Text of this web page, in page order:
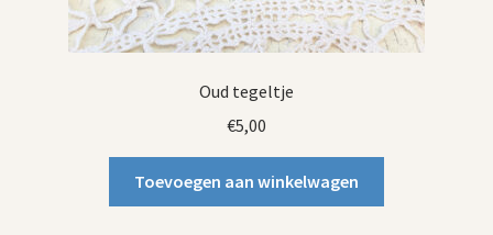
Oud tegeltje
€5,00
Toevoegen aan winkelwagen